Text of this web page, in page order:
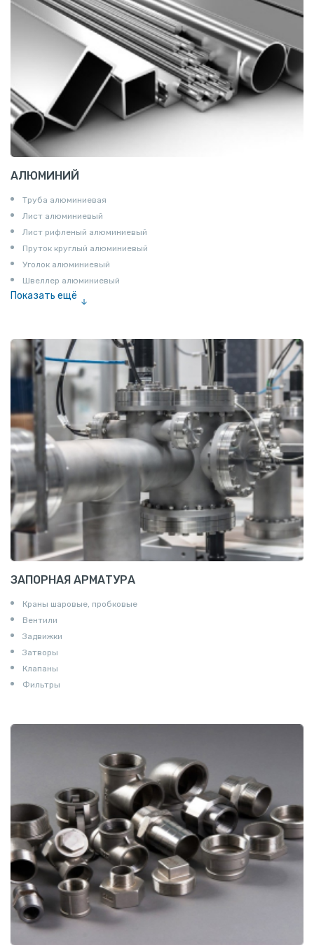
АЛЮМИНИЙ
Труба алюминиевая
Лист алюминиевый
Лист рифленый алюминиевый
Пруток круглый алюминиевый
Уголок алюминиевый
Швеллер алюминиевый
Показать ещё
Шина электротехническая
Алюминиевая плита
Z профиль алюминиевый
Т профиль алюминиевый
Пруток квадратный алюминиевый
Полоса алюминиевая
Пруток шестигранный алюминиевый
ЗАПОРНАЯ АРМАТУРА
Краны шаровые, пробковые
Вентили
Задвижки
Затворы
Клапаны
Фильтры